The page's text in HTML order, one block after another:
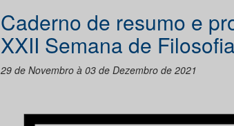
Caderno de resumo e
XXII Semana de
29 de Novembro à 03 de Dezembro de 2021